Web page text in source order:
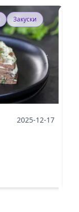
Закуски
2025-12-17